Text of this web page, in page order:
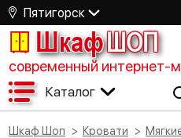
Пятигорск
ШкафШОП
современный интернет-
Каталог
Шкаф Шоп Кровати